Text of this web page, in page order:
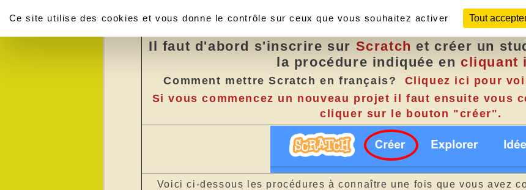
La création des projets dans le studio SVT (2021
Il faut d'abord s'inscrire sur Scratch et créer un
la procédure indiquée en cliquant
Comment mettre Scratch en français? Cliquez ici pour
Si vous commencez un nouveau projet il faut ensuite vous
cliquer sur le bouton "créer".
Voici ci-dessous les procédures à connaître une fois que vous avez
Ce site utilise des cookies et vous donne le contrôle sur ceux que vous souhaitez activer
Tout